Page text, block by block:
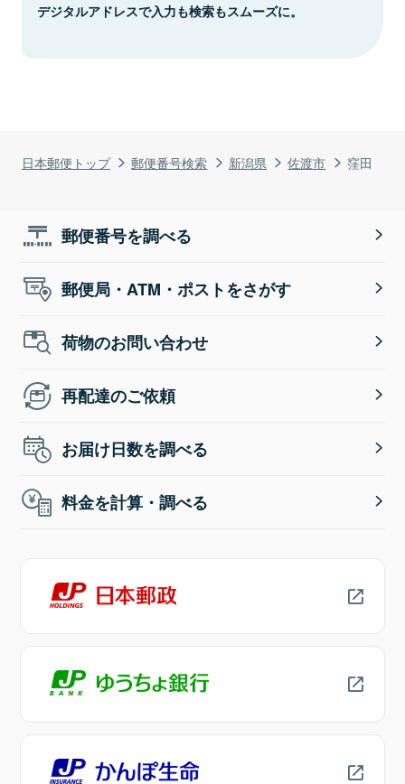
日本郵便トップ 郵便番号検索 新潟県 佐渡市 窪田
デジタルアドレスで入力も検索もスムーズに。
郵便番号を調べる
郵便局・ATM・ポストをさがす
荷物のお問い合わせ
再配達のご依頼
お届け日数を調べる
料金を計算・調べる